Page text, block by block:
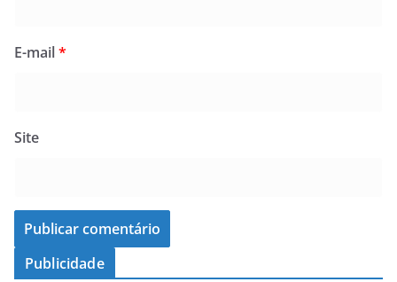
E-mail*
Site
Publicidade